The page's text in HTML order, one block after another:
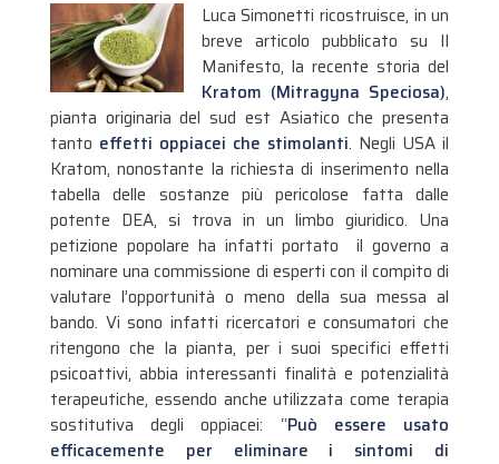
Luca Simonetti ricostruisce, in un
breve articolo pubblicato su Il
Manifesto, la recente storia del
Kratom (Mitragyna Speciosa),
pianta originaria del sud est Asiatico che presenta
tanto effetti oppiacei che stimolanti. Negli USA il
Kratom, nonostante la richiesta di inserimento nella
tabella delle sostanze più pericolose fatta dalle
potente DEA, si trova in un limbo giuridico. Una
petizione popolare ha infatti portato il governo a
nominare una commissione di esperti con il compito di
valutare l’opportunità o meno della sua messa al
bando. Vi sono infatti ricercatori e consumatori che
ritengono che la pianta, per i suoi specifici effetti
psicoattivi, abbia interessanti finalità e potenzialità
terapeutiche, essendo anche utilizzata come terapia
sostitutiva degli oppiacei: “Può essere usato
efficacemente per eliminare i sintomi di